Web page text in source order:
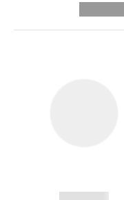
------------